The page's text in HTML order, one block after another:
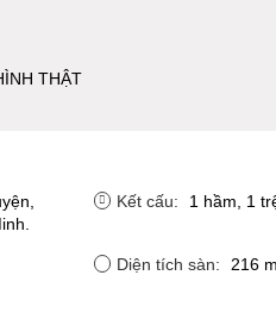
THẬT
Kết cấu: 1 hầm, 1
Diện tích sàn: 216